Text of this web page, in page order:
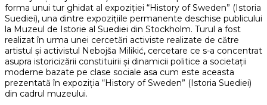
forma unui tur ghidat al expoziției “History of Sweden” (Istoria
Suediei), una dintre expozițiile permanente deschise publicului
la Muzeul de Istorie al Suediei din Stockholm. Turul a fost
realizat în urma unei cercetări activiste realizate de către
artistul și activistul Nebojša Milikić, cercetare ce s-a concentrat
asupra istoricizării constituirii și dinamicii politice a societații
moderne bazate pe clase sociale asa cum este aceasta
prezentată în expoziția “History of Sweden” (Istoria Suediei)
din cadrul muzeului.